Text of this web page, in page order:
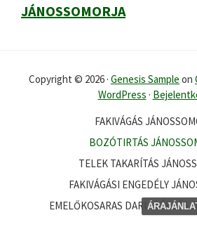
JÁNOSSOMORJA
Copyright © 2026 · Genesis Sample on
WordPress ·
FAKIVÁGÁS
BOZÓTIRTÁS
TELEK TAKARÍTÁS
FAKIVÁGÁSI ENGEDÉLY
EMELŐKOSARAS DARU BÉRLÉS